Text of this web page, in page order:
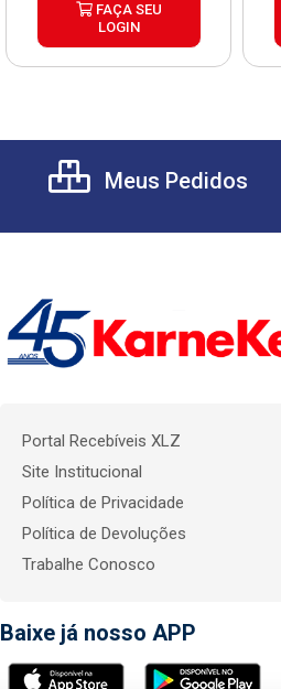
FAÇA SEU
LOGIN
Meus Pedidos
Portal Recebíveis XLZ
Site Institucional
Política de Privacidade
Política de Devoluções
Trabalhe Conosco
Baixe já nosso APP